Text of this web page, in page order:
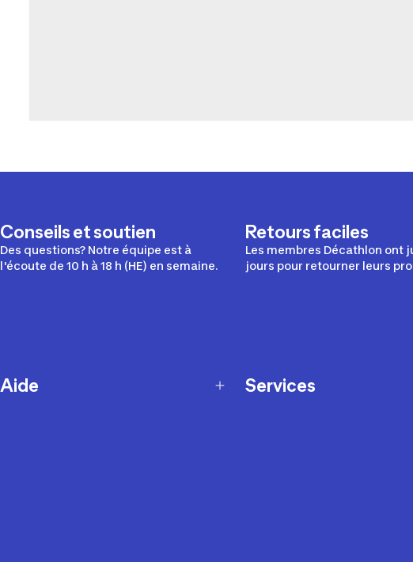
Conseils et soutien
Des questions? Notre équipe est à
l'écoute de 10 h à 18 h (HE) en semaine.
Retours faciles
Les membres Décathlon ont
jours pour retourner leurs
Aide Services